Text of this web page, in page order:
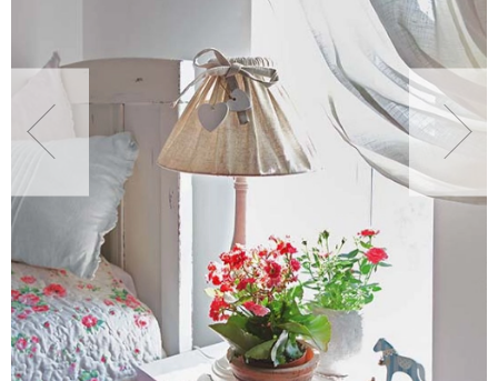
PROJEKTOWANIE OGRODU
NATURALNIE
URODA
NATURALNA APTECZKA
DLA DOMU